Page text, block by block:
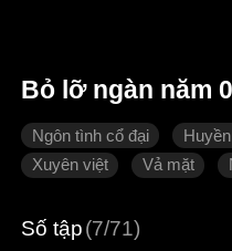
Bỏ lỡ ngàn năm
Ngôn tình cổ đại
Xuyên việt
Vả mặt
Số tập(7/71)